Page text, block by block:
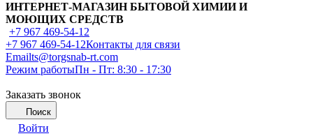
ИНТЕРНЕТ-МАГАЗИН БЫТОВОЙ ХИМИИ И
МОЮЩИХ СРЕДСТВ
+7 967 469-54-12
+7 967 469-54-12Контакты для связи
Emailts@torgsnab-rt.com
Режим работыПн - Пт: 8:30 - 17:30
Заказать звонок
Поиск
Войти